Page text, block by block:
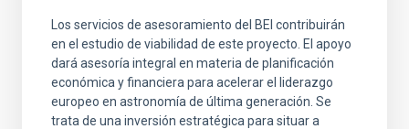
Los servicios de asesoramiento del BEI contribuirán
en el estudio de viabilidad de este proyecto. El apoyo
dará asesoría integral en materia de planificación
económica y financiera para acelerar el liderazgo
europeo en astronomía de última generación. Se
trata de una inversión estratégica para situar a